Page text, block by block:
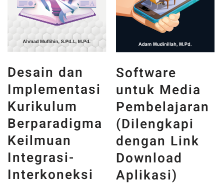
Desain dan
Implementasi
Kurikulum
Berparadigma
Keilmuan
Integrasi-
Interkoneksi
Software
untuk Media
Pembelajaran
(Dilengkapi
dengan Link
Download
Aplikasi)